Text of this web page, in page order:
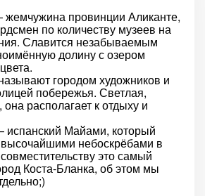
провинции Аликанте,
по количеству музеев на
Славится незабываемым
долину с озером
городом художников и
побережья. Светлая,
располагает к отдыху и
Майами, который
высочайшими небоскрёбами в
это самый
Коста-Бланка, об этом мы